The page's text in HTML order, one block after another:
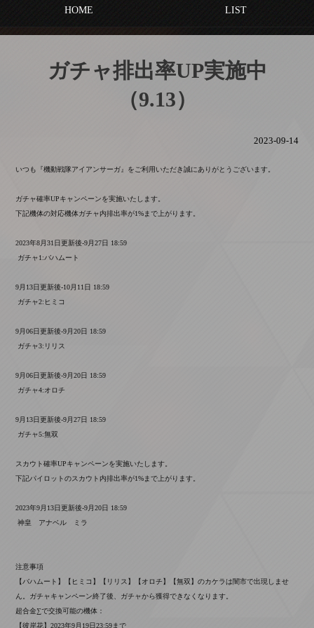
HOME LIST
ガチャ排出率UP実施中
（9.13）
2023-09-14
いつも『機動戦隊アイアンサーガ』をご利用いただき誠にありがとうございます。
ガチャ確率UPキャンペーンを実施いたします。
下記機体の対応機体ガチャ内排出率が1%まで上がります。
2023年8月31日更新後-9月27日 18:59
ガチャ1:バハムート
9月13日更新後-10月11日 18:59
ガチャ2:ヒミコ
9月06日更新後-9月20日 18:59
ガチャ3:リリス
9月06日更新後-9月20日 18:59
ガチャ4:オロチ
9月13日更新後-9月27日 18:59
ガチャ5:無双
スカウト確率UPキャンペーンを実施いたします。
下記パイロットのスカウト内排出率が1%まで上がります。
2023年9月13日更新後-9月20日 18:59
神皇 アナベル ミラ
注意事項
【バハムート】【ヒミコ】【リリス】【オロチ】【無双】のカケラは闇市で出現しませ
ん。ガチャキャンペーン終了後、ガチャから獲得できなくなります。
超合金∑で交換可能の機体：
【彼岸花】2023年9月19日23:59まで